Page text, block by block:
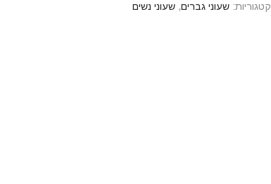
קטגוריות: שעוני גברים, שעוני נשים